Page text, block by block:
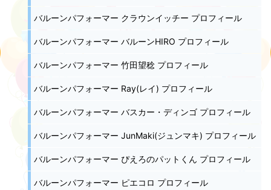
バルーンパフォーマー クラウンイッチー プロフィール
バルーンパフォーマー バルーンHIRO プロフィール
バルーンパフォーマー 竹田望稔 プロフィール
バルーンパフォーマー Ray(レイ) プロフィール
バルーンパフォーマー バスカー・ディンゴ プロフィール
バルーンパフォーマー JunMaki(ジュンマキ) プロフィール
バルーンパフォーマー ぴえろのパットくん プロフィール
バルーンパフォーマー ピエコロ プロフィール